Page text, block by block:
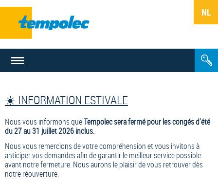
FR
NL
☀️ INFORMATION ESTIVALE
Nous vous informons queTempolec sera fermé pour les congés d'été
du 27 au 31 juillet 2026 inclus.
Nous vous remercions de votre compréhension et vous invitons à
anticiper vos demandes afin de garantir le meilleur service possible
avant notre fermeture. Nous aurons le plaisir de vous retrouver dès
notre réouverture.